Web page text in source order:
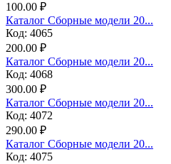
100.00 ₽
Каталог Сборные модели 20...
Код: 4065
200.00 ₽
Каталог Сборные модели 20...
Код: 4068
300.00 ₽
Каталог Сборные модели 20...
Код: 4072
290.00 ₽
Каталог Сборные модели 20...
Код: 4075